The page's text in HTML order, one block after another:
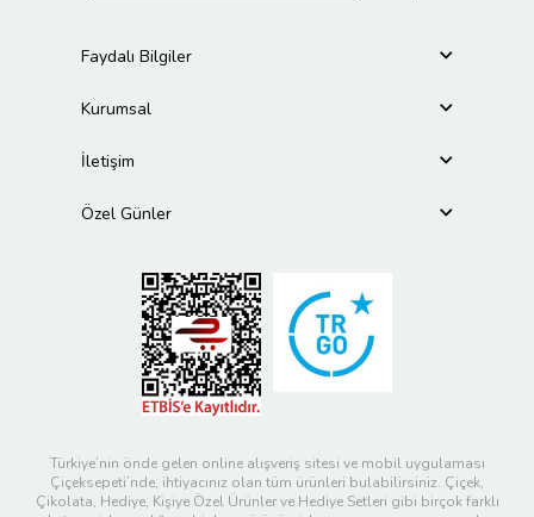
Faydalı Bilgiler
Kurumsal
İletişim
Özel Günler
Türkiye’nin önde gelen online alışveriş sitesi ve mobil uygulaması
Çiçeksepeti’nde, ihtiyacınız olan tüm ürünleri bulabilirsiniz. Çiçek,
Çikolata, Hediye, Kişiye Özel Ürünler ve Hediye Setleri gibi birçok farklı